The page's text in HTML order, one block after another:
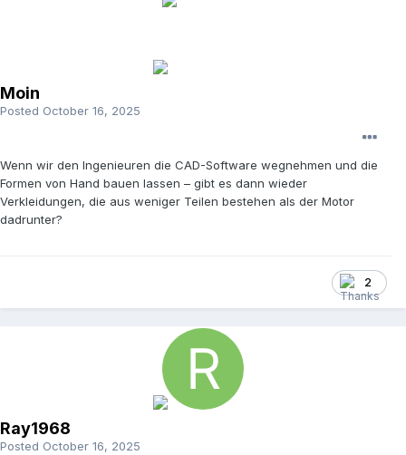
Moin
Posted October 16, 2025
Wenn wir den Ingenieuren die CAD-Software wegnehmen und die
Formen von Hand bauen lassen – gibt es dann wieder
Verkleidungen, die aus weniger Teilen bestehen als der Motor
dadrunter?
2
Ray1968
Posted October 16, 2025